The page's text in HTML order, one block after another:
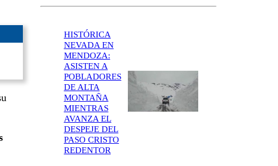
HISTÓRICA
NEVADA EN
MENDOZA:
ASISTEN A
POBLADORES
DE ALTA
MONTAÑA
MIENTRAS
AVANZA EL
DESPEJE DEL
PASO CRISTO
REDENTOR